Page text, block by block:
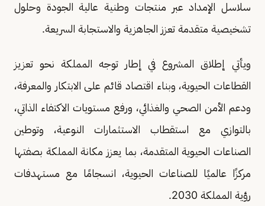
سلاسل الإمداد عبر منتجات وطنية عالية الجودة وحلول
تشخيصية متقدمة تعزز الجاهزية والاستجابة السريعة.
ويأتي إطلاق المشروع في إطار توجه المملكة نحو تعزيز
القطاعات الحيوية، وبناء اقتصاد قائم على الابتكار والمعرفة،
ودعم الأمن الصحي والغذائي، ورفع مستويات الاكتفاء الذاتي،
بالتوازي مع استقطاب الاستثمارات النوعية، وتوطين
الصناعات الحيوية المتقدمة، بما يعزز مكانة المملكة بصفتها
مركزًا عالميًا للصناعات الحيوية، انسجامًا مع مستهدفات
رؤية المملكة 2030.